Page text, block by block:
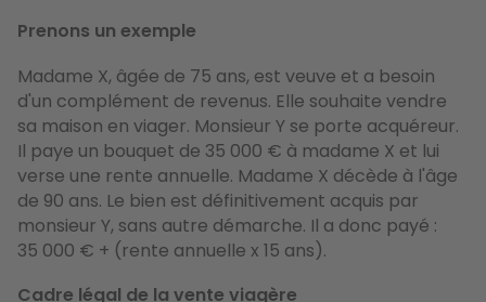
Prenons un exemple
Madame X, âgée de 75 ans, est veuve et a besoin
d'un complément de revenus. Elle souhaite vendre
sa maison en viager. Monsieur Y se porte acquéreur.
Il paye un bouquet de 35 000 € à madame X et lui
verse une rente annuelle. Madame X décède à l'âge
de 90 ans. Le bien est définitivement acquis par
monsieur Y, sans autre démarche. Il a donc payé :
35 000 € + (rente annuelle x 15 ans).
Cadre légal de la vente viagère